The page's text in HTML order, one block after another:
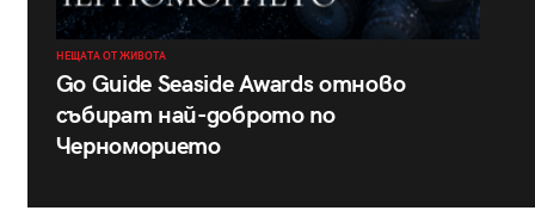
НЕЩАТА ОТ ЖИВОТА
Go Guide Seaside Awards отново
събират най-доброто по
Черноморието